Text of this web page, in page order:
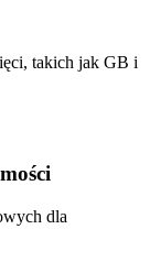
takich jak GB i
dla